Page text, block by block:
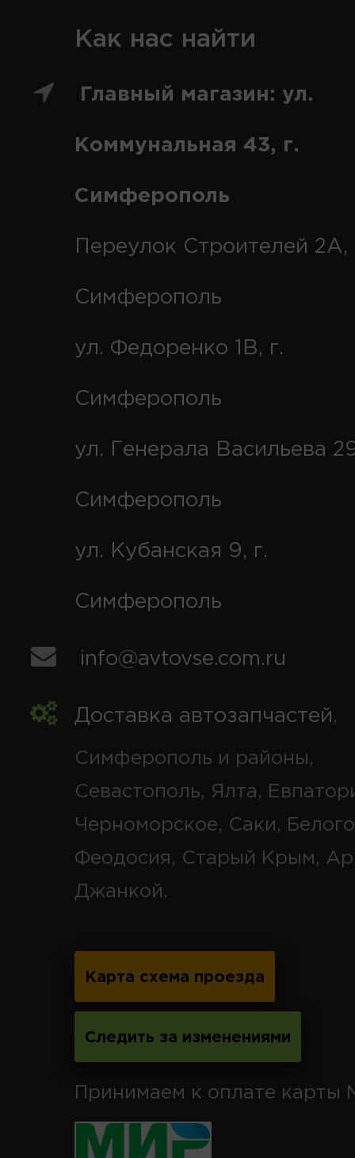
Как нас найти
Главный магазин: ул.
Коммунальная 43, г.
Симферополь
Переулок Строителей 2А,
Симферополь
ул. Федоренко 1В, г.
Симферополь
ул. Генерала Васильева
Симферополь
ул. Кубанская 9, г.
Симферополь
info@avtovse.com.ru
Доставка автозапчастей,
Симферополь и районы,
Севастополь, Ялта,
Черноморское, Саки,
Феодосия, Старый Крым,
Джанкой.
Карта схема проезда
Следить за изменениями
Принимаем к оплате карты